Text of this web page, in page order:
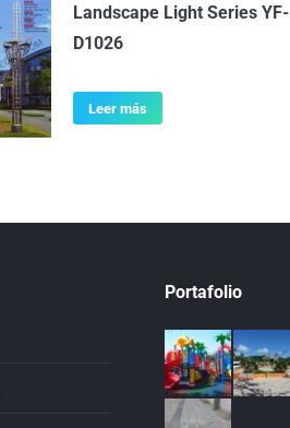
Landscape Light Series YF-
D1026
Leer más
Portafolio